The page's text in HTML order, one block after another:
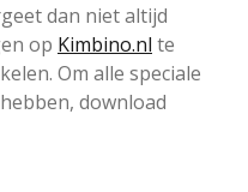
dan niet altijd
op Kimbino.nl te
Om alle speciale
download